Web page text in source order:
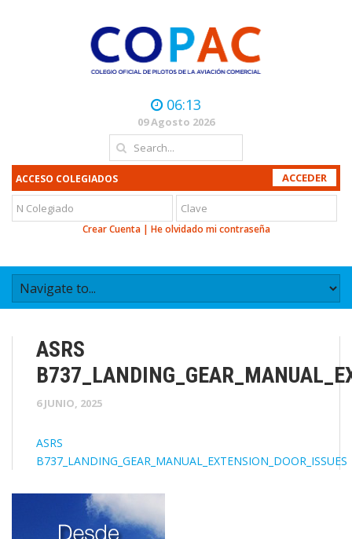
06:13
09 Agosto 2026
ACCESO COLEGIADOS
Crear Cuenta| He olvidado mi contraseña
ASRS
6 JUNIO, 2025
ASRS
B737_LANDING_GEAR_MANUAL_EXTENSION_DOOR_ISSUES